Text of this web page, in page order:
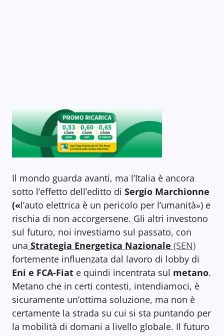
Il mondo guarda avanti, ma l’Italia è ancora
sotto l’effetto dell’editto di Sergio Marchionne
(«l’auto elettrica è un pericolo per l’umanità») e
rischia di non accorgersene. Gli altri investono
sul futuro, noi investiamo sul passato, con
una Strategia Energetica Nazionale (SEN)
fortemente influenzata dal lavoro di lobby di
Eni e FCA-Fiat e quindi incentrata sul metano.
Metano che in certi contesti, intendiamoci, è
sicuramente un’ottima soluzione, ma non è
certamente la strada su cui si sta puntando per
la mobilità di domani a livello globale. Il futuro